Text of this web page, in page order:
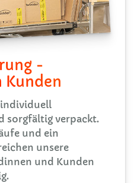
-
Kunden
individuell
sorgfältig verpackt.
und ein
unsere
und Kunden